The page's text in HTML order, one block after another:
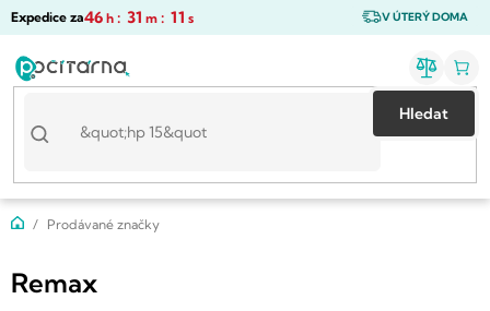
Přejít
V ÚTERÝ DOMA
Expedice za46 h : 31 m : 11 s
Hledat
DomůProdávané značky
Remax